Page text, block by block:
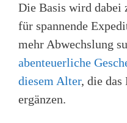
Die Basis wird dabei
für spannende
mehr Abwechslung
abenteuerliche
diesem Alter, die das
ergänzen.